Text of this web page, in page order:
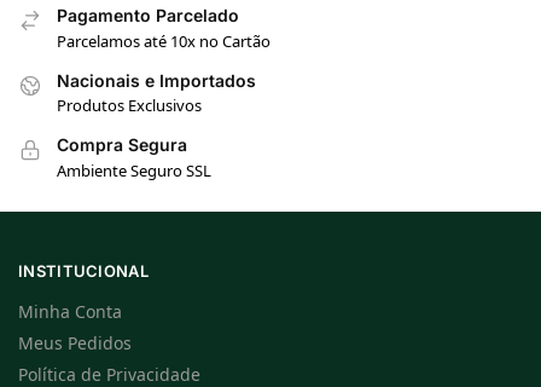
Pagamento Parcelado
Parcelamos até 10x no Cartão
Nacionais e Importados
Produtos Exclusivos
Compra Segura
Ambiente Seguro SSL
INSTITUCIONAL
Minha Conta
Meus Pedidos
Política de Privacidade